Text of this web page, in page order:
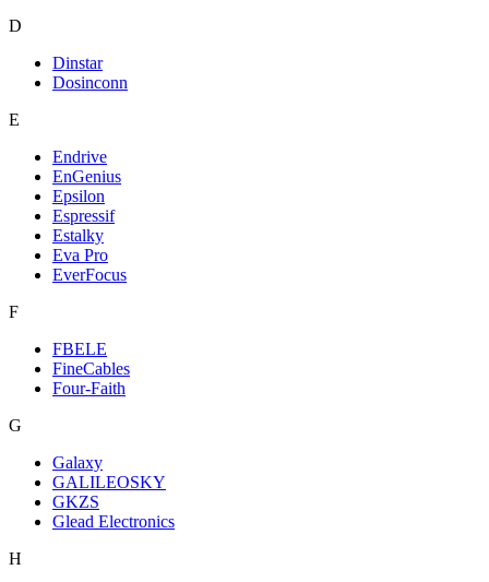
D
Dinstar
Dosinconn
E
Endrive
EnGenius
Epsilon
Espressif
Estalky
Eva Pro
EverFocus
F
FBELE
FineCables
Four-Faith
G
Galaxy
GALILEOSKY
GKZS
Glead Electronics
H